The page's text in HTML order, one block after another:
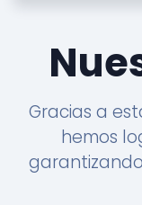
Gracias a
hemos